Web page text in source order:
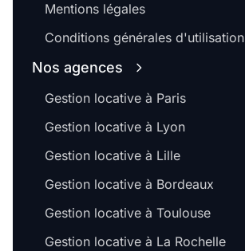
Mentions légales
Conditions générales d'utilisation
Nos agences
Gestion locative à Paris
Gestion locative à Lyon
Gestion locative à Lille
Gestion locative à Bordeaux
Gestion locative à Toulouse
Gestion locative à La Rochelle